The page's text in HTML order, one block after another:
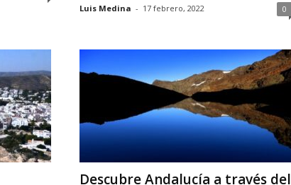
Luis Medina - 17 febrero, 2022 0
Descubre Andalucía a través del